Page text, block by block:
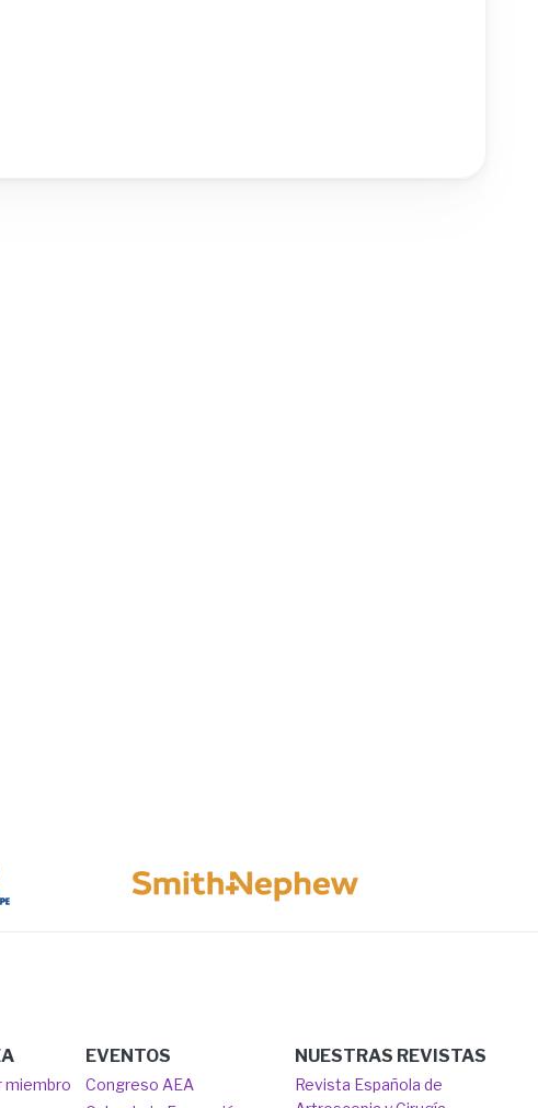
Image
miembro
EVENTOS
Congreso AEA
NUESTRAS REVISTAS
Revista Española de